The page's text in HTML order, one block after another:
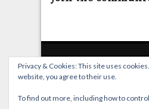
Home Live Broadcast
Privacy & Cookies: This site uses
website, you agree to their use.
To find out more, including how to